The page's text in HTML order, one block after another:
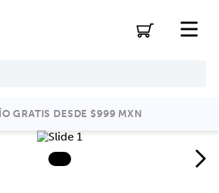
GRATIS DESDE $999 MXN